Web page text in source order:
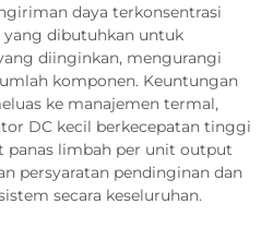
daya terkonsentrasi
dibutuhkan untuk
diinginkan, mengurangi
komponen. Keuntungan
ke manajemen termal,
DC kecil berkecepatan tinggi
panas limbah per unit output
persyaratan pendinginan dan
secara keseluruhan.